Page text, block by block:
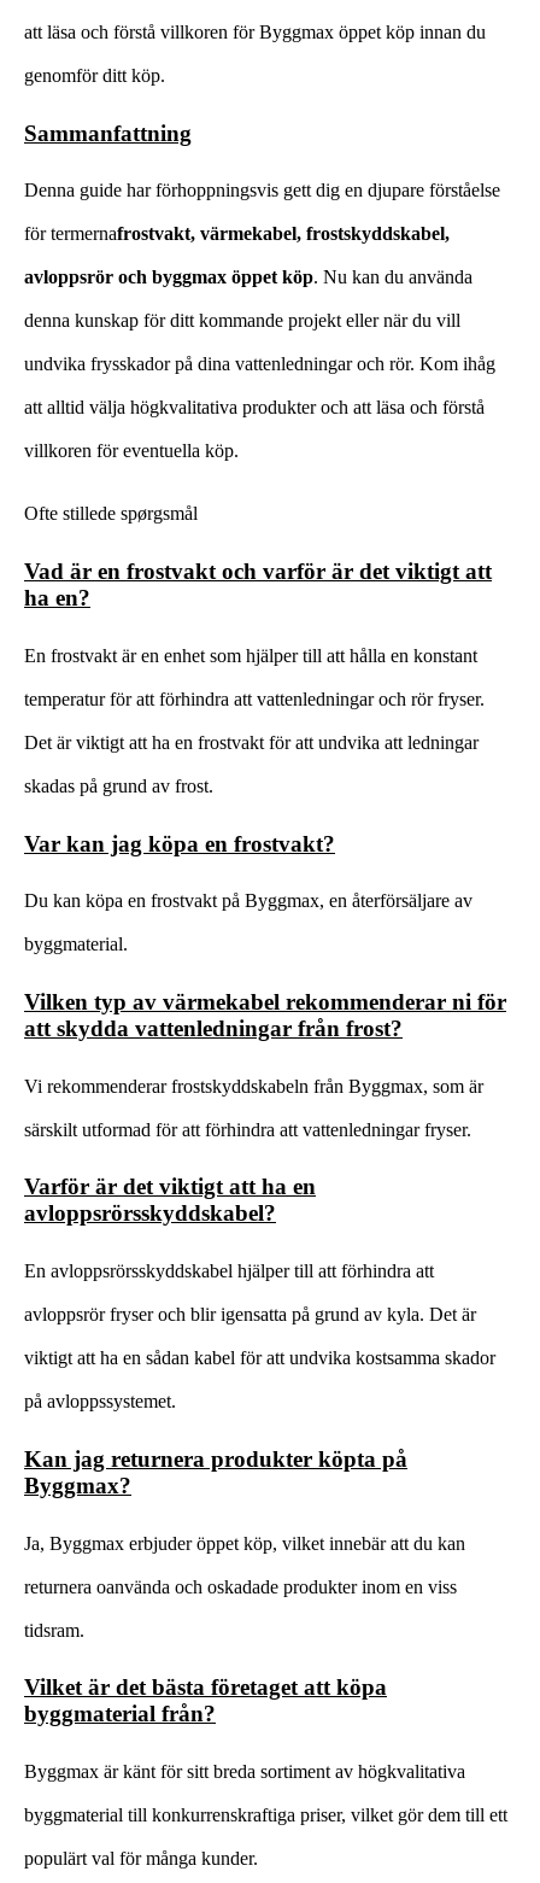
att läsa och förstå villkoren för Byggmax öppet köp innan du
genomför ditt köp.
Sammanfattning
Denna guide har förhoppningsvis gett dig en djupare förståelse
för termernafrostvakt, värmekabel, frostskyddskabel,
avloppsrör och byggmax öppet köp. Nu kan du använda
denna kunskap för ditt kommande projekt eller när du vill
undvika frysskador på dina vattenledningar och rör. Kom ihåg
att alltid välja högkvalitativa produkter och att läsa och förstå
villkoren för eventuella köp.
Ofte stillede spørgsmål
Vad är en frostvakt och varför är det viktigt att
ha en?
En frostvakt är en enhet som hjälper till att hålla en konstant
temperatur för att förhindra att vattenledningar och rör fryser.
Det är viktigt att ha en frostvakt för att undvika att ledningar
skadas på grund av frost.
Var kan jag köpa en frostvakt?
Du kan köpa en frostvakt på Byggmax, en återförsäljare av
byggmaterial.
Vilken typ av värmekabel rekommenderar ni för
att skydda vattenledningar från frost?
Vi rekommenderar frostskyddskabeln från Byggmax, som är
särskilt utformad för att förhindra att vattenledningar fryser.
Varför är det viktigt att ha en
avloppsrörsskyddskabel?
En avloppsrörsskyddskabel hjälper till att förhindra att
avloppsrör fryser och blir igensatta på grund av kyla. Det är
viktigt att ha en sådan kabel för att undvika kostsamma skador
på avloppssystemet.
Kan jag returnera produkter köpta på
Byggmax?
Ja, Byggmax erbjuder öppet köp, vilket innebär att du kan
returnera oanvända och oskadade produkter inom en viss
tidsram.
Vilket är det bästa företaget att köpa
byggmaterial från?
Byggmax är känt för sitt breda sortiment av högkvalitativa
byggmaterial till konkurrenskraftiga priser, vilket gör dem till ett
populärt val för många kunder.